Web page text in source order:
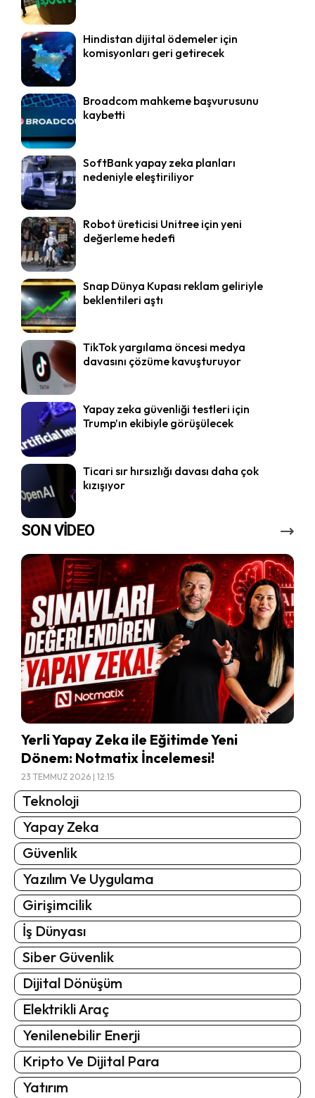
Hindistan dijital ödemeler için
komisyonları geri getirecek
Broadcom mahkeme başvurusunu
kaybetti
SoftBank yapay zeka planları
nedeniyle eleştiriliyor
Robot üreticisi Unitree için yeni
değerleme hedefi
Snap Dünya Kupası reklam geliriyle
beklentileri aştı
TikTok yargılama öncesi medya
davasını çözüme kavuşturuyor
Yapay zeka güvenliği testleri için
Trump’ın ekibiyle görüşülecek
Ticari sır hırsızlığı davası daha çok
kızışıyor
SON VİDEO
Yerli Yapay Zeka ile Eğitimde Yeni
Dönem: Notmatix İncelemesi!
23 TEMMUZ 2026 | 12:15
Teknoloji
Yapay Zeka
Güvenlik
Yazılım Ve Uygulama
Girişimcilik
İş Dünyası
Siber Güvenlik
Dijital Dönüşüm
Elektrikli Araç
Yenilenebilir Enerji
Kripto Ve Dijital Para
Yatırım